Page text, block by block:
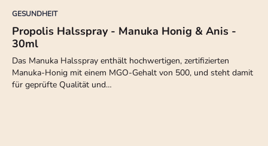
GESUNDHEIT
Propolis Halsspray - Manuka Honig & Anis -
30ml
Das Manuka Halsspray enthält hochwertigen, zertifizierten
Manuka-Honig mit einem MGO-Gehalt von 500, und steht damit
für geprüfte Qualität und…